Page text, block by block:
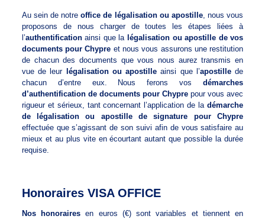
Au sein de notreoffice de légalisation ou apostille, nous vous
proposons de nous charger de toutes les étapes liées à
l’authentificationainsi que la légalisation ou apostille de vos
documents pour Chypre et nous vous assurons une restitution
de chacun des documents que vous nous aurez transmis en
vue de leur
légalisation ou apostille ainsi que l’apostillede
chacun d’entre eux. Nous ferons vosdémarches
d’authentification de documents pour Chypre pour vous avec
rigueur et sérieux, tant concernant l’application de ladémarche
de légalisation ou apostille de signature pour Chypre
effectuée que s’agissant de son suivi afin de vous satisfaire au
mieux et au plus vite en écourtant autant que possible la durée
requise.
Honoraires VISA OFFICE
Nos honoraires en euros (€) sont variables et tiennent en